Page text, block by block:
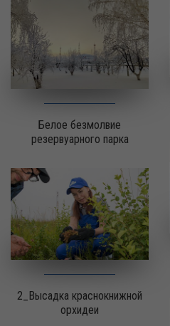
Белое безмолвие
резервуарного парка
2_Высадка краснокнижной
орхидеи